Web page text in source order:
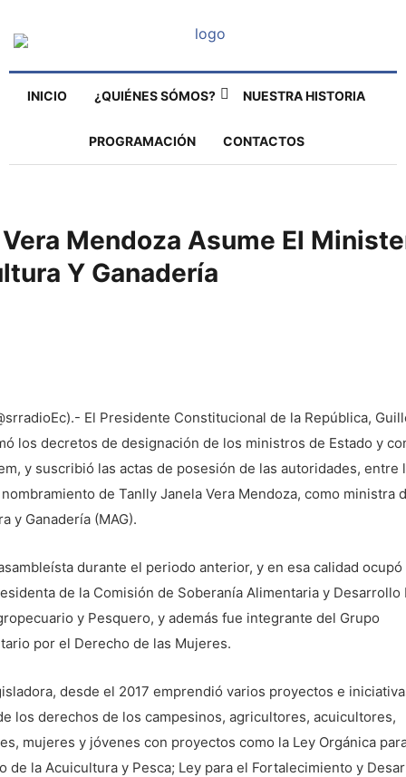
INICIO ¿QUIÉNES SÓMOS? NUESTRA HISTORIA
PROGRAMACIÓN CONTACTOS
Mendoza Asume El
Y Ganadería
El Presidente Constitucional de la República,
los decretos de designación de los ministros de Estado y
y suscribió las actas de posesión de las autoridades, entre
de Tanlly Janela Vera Mendoza, como ministra
y Ganadería (MAG).
durante el periodo anterior, y en esa calidad
de la Comisión de Soberanía Alimentaria y Desarrollo
y Pesquero, y además fue integrante del Grupo
por el Derecho de las Mujeres.
desde el 2017 emprendió varios proyectos e
los derechos de los campesinos, agricultores, acuicultores,
mujeres y jóvenes con proyectos como la Ley Orgánica
de la Acuicultura y Pesca; Ley para el Fortalecimiento y